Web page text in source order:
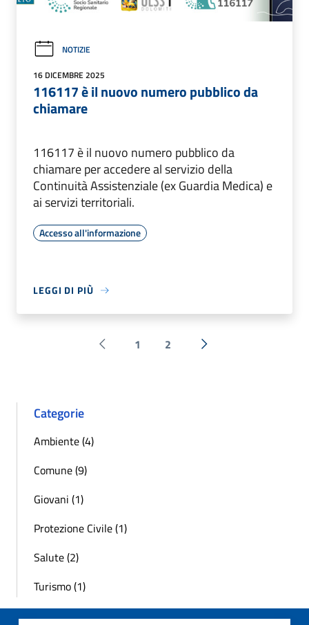
NOTIZIE
16 DICEMBRE 2025
116117 è il nuovo numero pubblico da
chiamare
116117 è il nuovo numero pubblico da
chiamare per accedere al servizio della
Continuità Assistenziale (ex Guardia Medica) e
ai servizi territoriali.
Accesso all'informazione
LEGGI DI PIÙ
Pagina precedente
1 2 Successiva »
Categorie
Ambiente (4)
Comune (9)
Giovani (1)
Protezione Civile (1)
Salute (2)
Turismo (1)